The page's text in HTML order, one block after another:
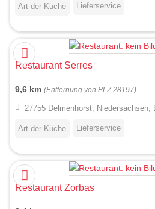
Art der Küche Lieferservice
Restaurant Serres
9,6 km (Entfernung von PLZ 28197)
27755 Delmenhorst, Niedersachsen,
Art der Küche Lieferservice
Restaurant Zorbas